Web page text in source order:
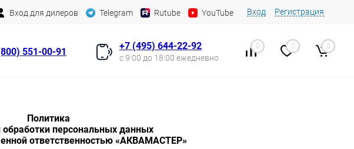
Вход для дилеров Telegram Rutube YouTube Вход Регистрация
551-00-91
+7 (495) 644-22-92
с 9:00 до 18:00 ежедневно
0 0 0
Политика
персональных данных
ответственностью «АКВАМАСТЕР»